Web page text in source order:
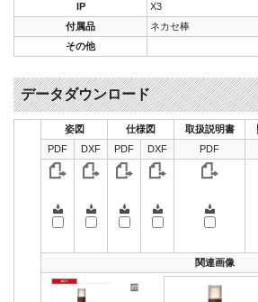
IP
X3
付属品
ネカセ棒
その他
データダウンロード
姿図 仕様図 取扱説明書
PDF
DXF PDF DXF PDF
関連画像